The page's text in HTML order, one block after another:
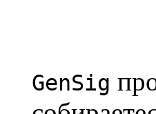
GenSig